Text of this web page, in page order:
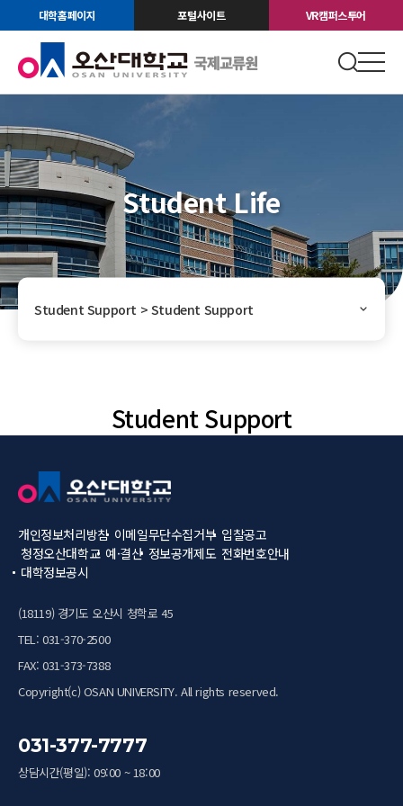
대학홈페이지 포털사이트 VR캠퍼스투어
Student Life
Student Support > Student Support
Student Support
개인정보처리방침 이메일무단수집거부 입찰공고
청정오산대학교 예·결산 정보공개제도 전화번호안내
대학정보공시
(18119) 경기도 오산시 청학로 45
TEL: 031-370-2500
FAX: 031-373-7388
Copyright(c) OSAN UNIVERSITY. All rights reserved.
031-377-7777
상담시간(평일): 09:00 ~ 18:00